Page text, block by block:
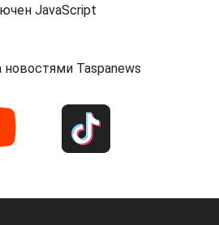
JavaScript
новостями Taspanews